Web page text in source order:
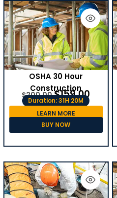
OSHA 30 Hour
Construction
$200.00 $159.00
Duration: 31H 20M
LEARN MORE
BUY NOW